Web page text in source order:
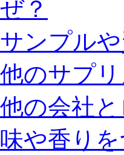
ぜ？
サンプル
他のサプ
他の会社
味や香り